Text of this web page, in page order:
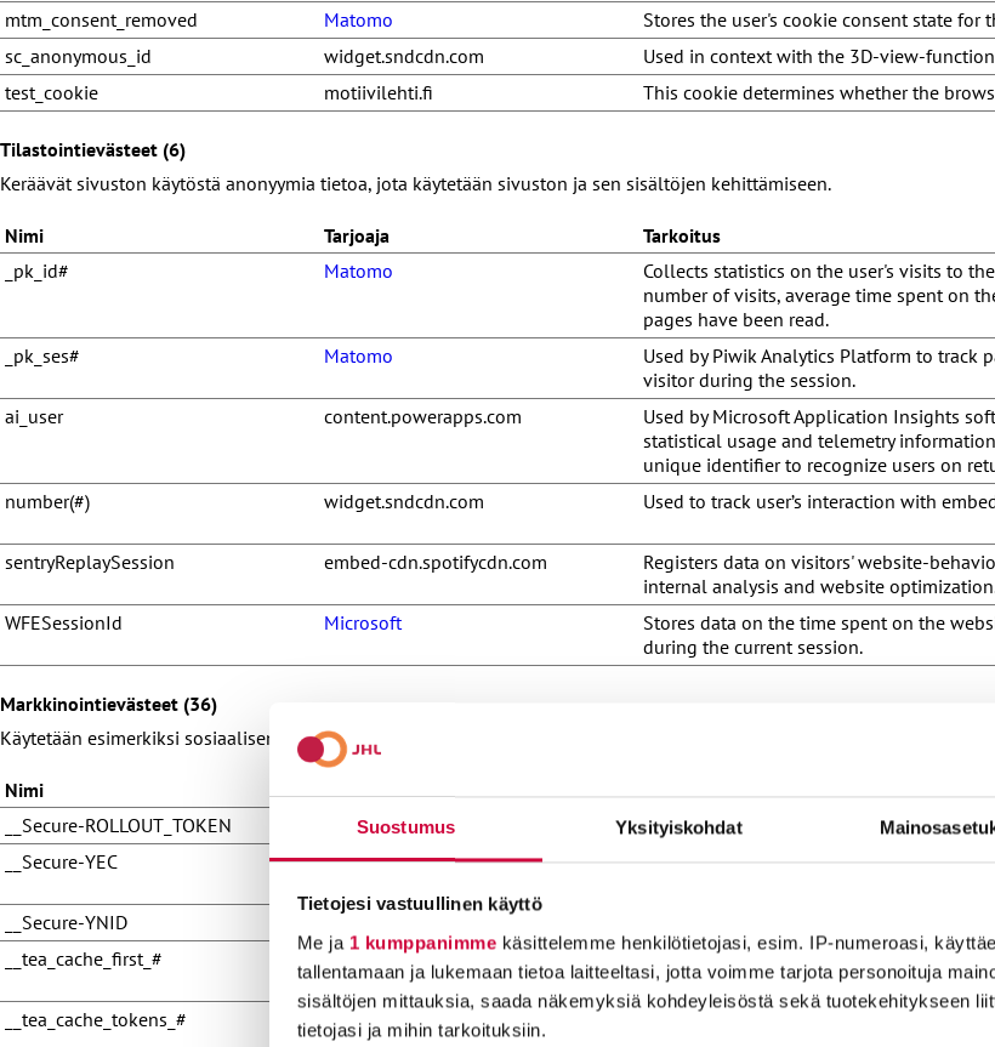
Suostumus Yksityiskohdat
Tietojesi vastuullinen käyttö
Me ja 1 kumppanimme käsittelemme henkilötietojasi, esim. IP-numeroasi,
tallentamaan ja lukemaan tietoa laitteeltasi, jotta voimme tarjota personoituja
sisältöjen mittauksia, saada näkemyksiä kohdeyleisöstä sekä tuotekehitykseen
tietojasi ja mihin tarkoituksiin.
mtm_consent_removed Matomo Stores the user's cookie consent state for
sc_anonymous_id
widget.sndcdn.com Used in context with the 3D-view-
test_cookie
motiivilehti.fi This cookie determines whether the
Tilastointievästeet (6)
Keräävät sivuston käytöstä anonyymia tietoa, jota käytetään sivuston ja sen sisältöjen kehittämiseen.
Nimi Tarjoaja Tarkoitus
_pk_id#
Matomo
Collects statistics on the user's visits to
number of visits, average time spent on
pages have been read.
_pk_ses# Matomo
Used by Piwik Analytics Platform to track
visitor during the session.
ai_user content.powerapps.com
Used by Microsoft Application Insights
statistical usage and telemetry
unique identifier to recognize users on
number(#) widget.sndcdn.com Used to track user’s interaction with
sentryReplaySession
embed-cdn.spotifycdn.com
Registers data on visitors' website-
internal analysis and website
WFESessionId
Microsoft
Stores data on the time spent on the
during the current session.
Markkinointievästeet (36)
Käytetään esimerkiksi sosiaalisen median palvelujen upotusten näyttämiseen.
Nimi
__Secure-ROLLOUT_TOKEN
YouTube Used to track user’s interaction with
__Secure-YEC
YouTube
Stores the user's video player
__Secure-YNID YouTube
__tea_cache_first_#
sf16-website-
login.neutral.tiktokcdn-eu.com
Used by the social networking service,
of embedded services.
__tea_cache_tokens_#
sf16-website-
Odottaa